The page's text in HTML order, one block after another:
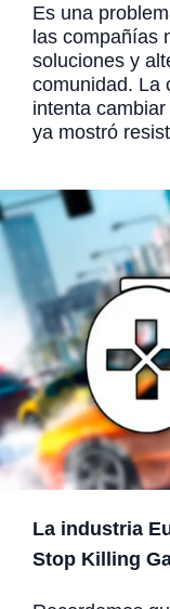
Es una
las compañías
soluciones y
comunidad. La
intenta
ya mostró
La industria
Stop Killing